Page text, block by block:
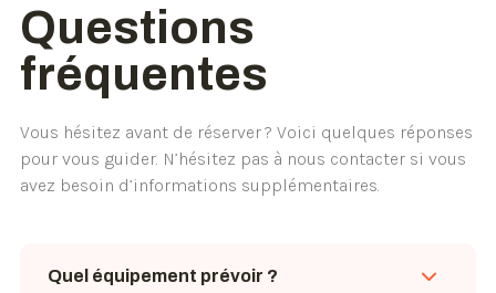
Questions
fréquentes
Vous hésitez avant de réserver ? Voici quelques réponses
pour vous guider. N’hésitez pas à nous contacter si vous
avez besoin d’informations supplémentaires.
Quel équipement prévoir ?